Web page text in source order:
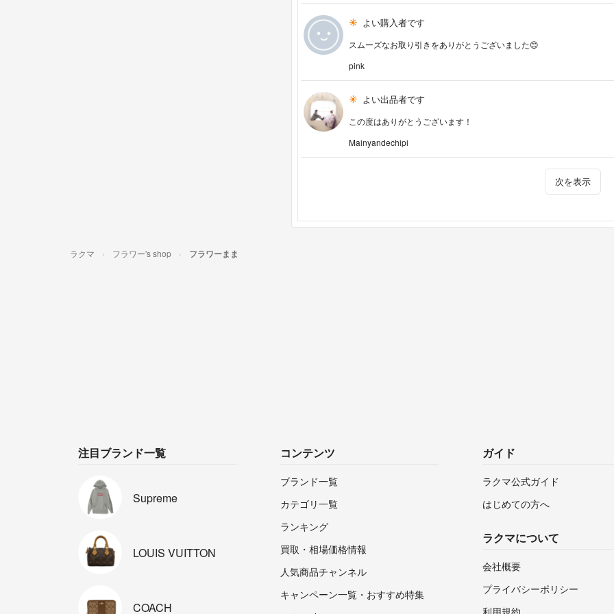
よい購入者です
スムーズなお取り引きをありがとうございました😊
pink
よい出品者です
この度はありがとうございます！
Mainyandechipi
次を表示
ラクマ フラワー's shop フラワーまま
注目ブランド一覧
Supreme
LOUIS VUITTON
COACH
コンテンツ
ブランド一覧
カテゴリ一覧
ランキング
買取・相場価格情報
人気商品チャンネル
キャンペーン一覧・おすすめ特集
ガイド
ラクマ公式ガイド
はじめての方へ
ラクマについて
会社概要
プライバシーポリシー